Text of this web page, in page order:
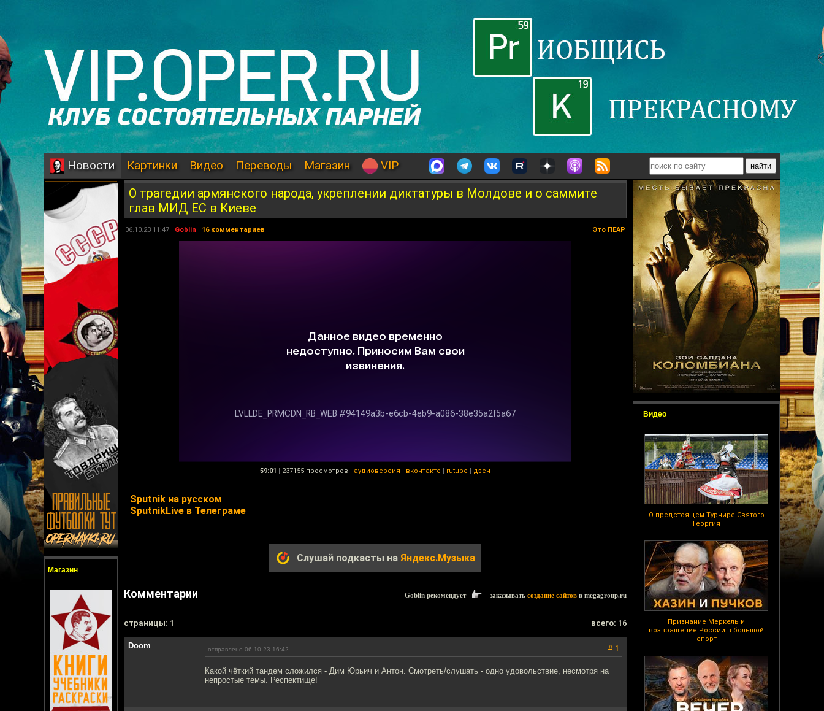
Новости Картинки Видео Переводы Магазин VIP
Магазин
Видео
О предстоящем Турнире Святого
Георгия
Признание Меркель и
возвращение России в большой
спорт
О трагедии армянского народа, укреплении диктатуры в Молдове и о саммите
глав МИД ЕС в Киеве
06.10.23 11:47 | Goblin | 16 комментариев Это ПЕАР
59:01 | 237155 просмотров | аудиоверсия | вконтакте | rutube | дзен
Sputnik на русском
SputnikLive в Телеграме
Слушай подкасты на Яндекс.Музыка
Комментарии Goblin рекомендует заказывать создание сайтов в megagroup.ru
cтраницы: 1 всего: 16
Doom отправлено 06.10.23 16:42 # 1
Какой чёткий тандем сложился - Дим Юрьич и Антон. Смотреть/слушать - одно удовольствие, несмотря на
непростые темы. Респектище!